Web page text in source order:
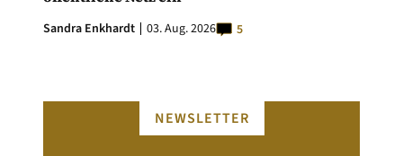
Sandra Enkhardt 03. Aug. 2026 5
NEWSLETTER